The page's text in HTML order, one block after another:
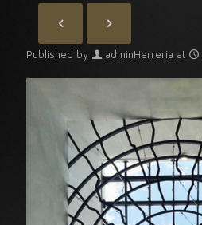
Published by adminHerreria at